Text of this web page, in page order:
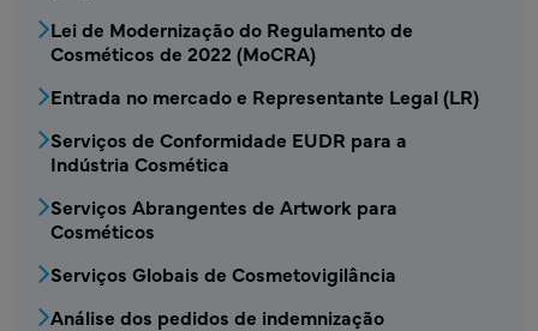
Lei de Modernização do Regulamento de
Cosméticos de 2022 (MoCRA)
Entrada no mercado e Representante Legal (LR)
Serviços de Conformidade EUDR para a
Indústria Cosmética
COS - Serviços de cosmética2 Menu
Serviços Abrangentes de Artwork para
Cosméticos
Serviços Globais de Cosmetovigilância
Análise dos pedidos de indemnização